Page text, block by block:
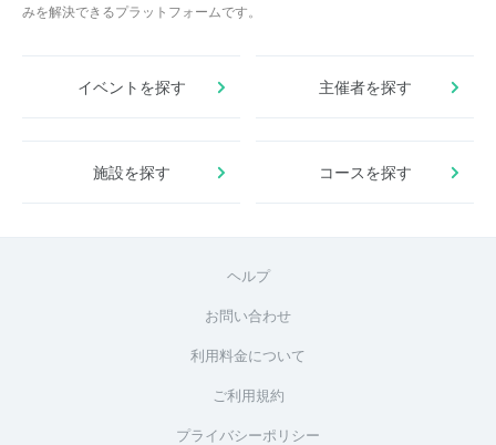
みを解決できるプラットフォームです。
イベントを探す 主催者を探す
施設を探す コースを探す
ヘルプ
お問い合わせ
利用料金について
ご利用規約
プライバシーポリシー